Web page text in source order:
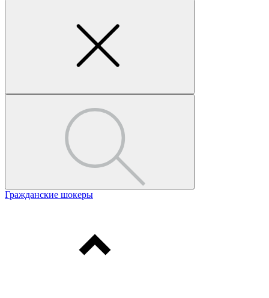
Гражданские шокеры